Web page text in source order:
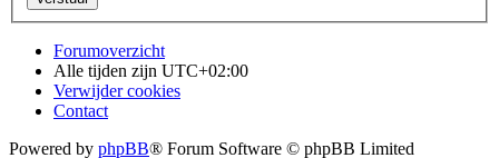
Forumoverzicht
Alle tijden zijn UTC+02:00
Verwijder cookies
Contact
Powered by phpBB® Forum Software © phpBB Limited